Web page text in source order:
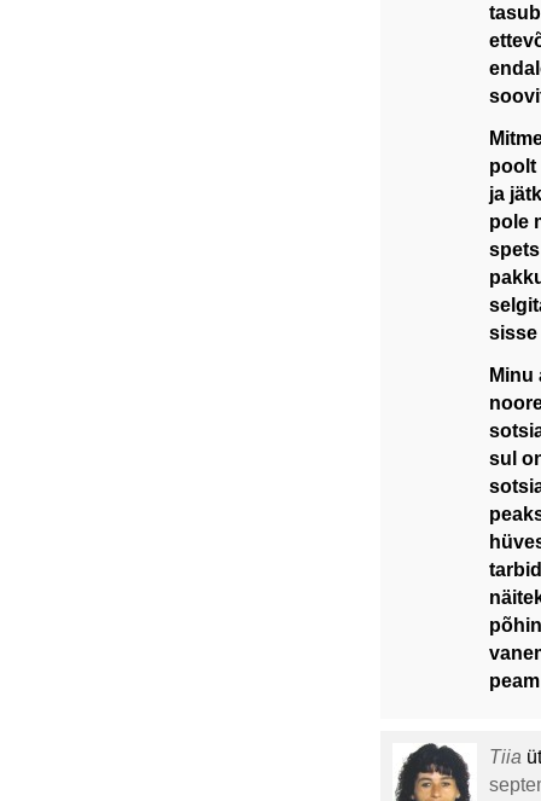
poolt
ja
pole
sisse
Minu
sul
Tiia